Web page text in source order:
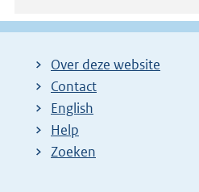
Over deze website
Contact
English
Help
Zoeken